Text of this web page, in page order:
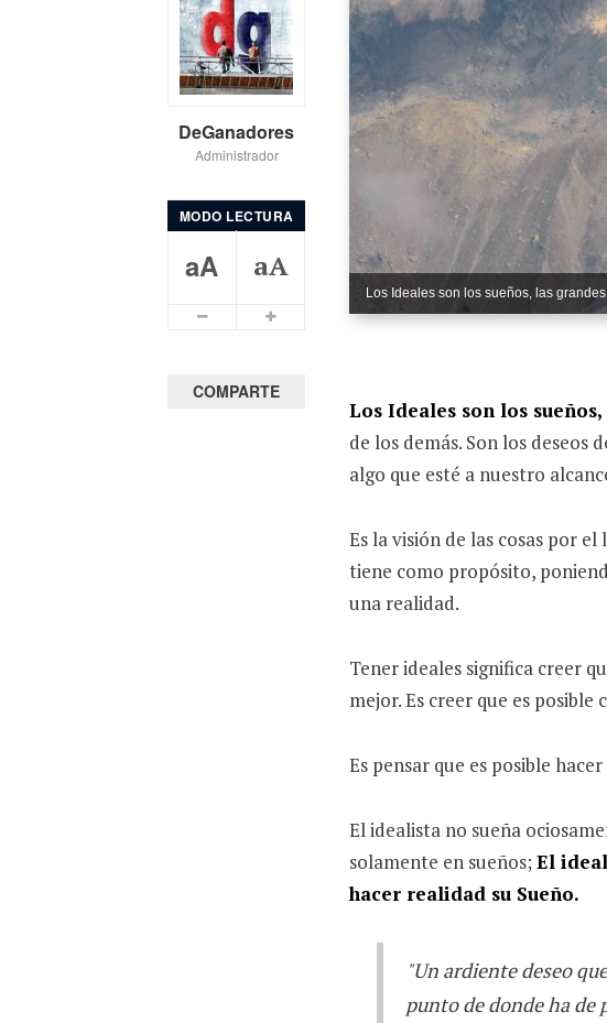
DeGanadores
Administrador
MODO LECTURA
aA aA
COMPARTE
Los Ideales son los sueños, las
Los Ideales son los
de los demás. Son los
algo que esté a nuestro
Es la visión de las cosas por
tiene como propósito,
una realidad.
Tener ideales significa creer
mejor. Es creer que es
Es pensar que es posible
El idealista no sueña
solamente en sueños;El
hacer realidad su Sueño.
"Un ardiente deseo
punto de donde ha de